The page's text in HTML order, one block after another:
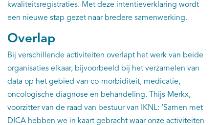
kwaliteitsregistraties. Met deze intentieverklaring wordt
een nieuwe stap gezet naar bredere samenwerking.
Overlap
Bij verschillende activiteiten overlapt het werk van beide
organisaties elkaar, bijvoorbeeld bij het verzamelen van
data op het gebied van co-morbiditeit, medicatie,
oncologische diagnose en behandeling. Thijs Merkx,
voorzitter van de raad van bestuur van IKNL: ‘Samen met
DICA hebben we in kaart gebracht waar onze activiteiten